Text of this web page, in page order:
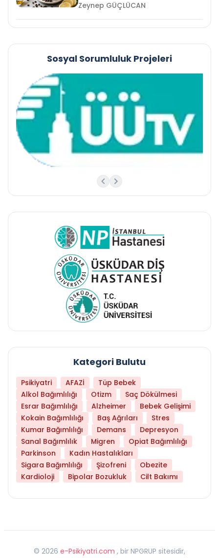
Zeynep GÜÇLÜCAN
Sosyal Sorumluluk Projeleri
Kategori Bulutu
Psikiyatri AFAZİ
Tüp Bebek
Alkol Bağımlılığı
Otizm
Saç Dökülmesi
Esrar Bağımlılığı
Alzheimer
Bebek Gelişimi
Kokain Bağımlılığı
Baş Ağrıları
Stres
Kumar Bağımlılığı
Demans
Depresyon
Sanal Bağımlılık
Migren
Opiat Bağımlılığı
Parkinson
Kadın Hastalıkları
Sigara Bağımlılığı
Şizofreni
Obezite
Kardioloji
Bipolar Bozukluk Cilt Bakımı
© 2026 e-Psikiyatri.com , bir NPGRUP sitesidir,